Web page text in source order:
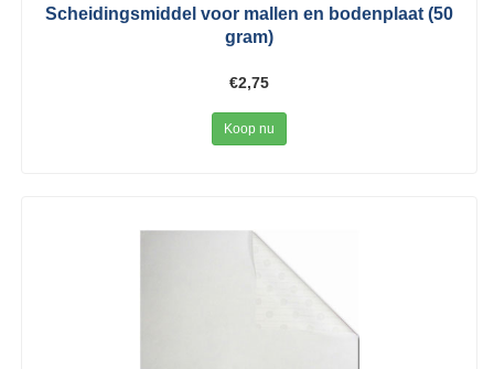
Scheidingsmiddel voor mallen en bodenplaat (50
gram)
€2,75
Koop nu